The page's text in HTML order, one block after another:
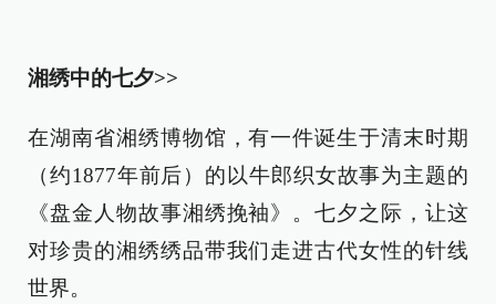
湘绣中的七夕>>
在湖南省湘绣博物馆，有一件诞生于清末时期
（约1877年前后）的以牛郎织女故事为主题的
《盘金人物故事湘绣挽袖》。七夕之际，让这
对珍贵的湘绣绣品带我们走进古代女性的针线
世界。